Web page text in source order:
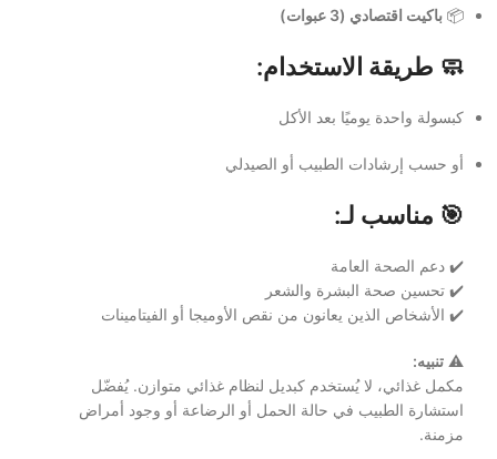
📦 باكيت اقتصادي (3 عبوات)
🧼 طريقة الاستخدام:
كبسولة واحدة يوميًا بعد الأكل
أو حسب إرشادات الطبيب أو الصيدلي
🎯 مناسب لـ:
✔️ دعم الصحة العامة
✔️ تحسين صحة البشرة والشعر
✔️ الأشخاص الذين يعانون من نقص الأوميجا أو الفيتامينات
⚠️ تنبيه:
مكمل غذائي، لا يُستخدم كبديل لنظام غذائي متوازن. يُفضّل
استشارة الطبيب في حالة الحمل أو الرضاعة أو وجود أمراض
مزمنة.